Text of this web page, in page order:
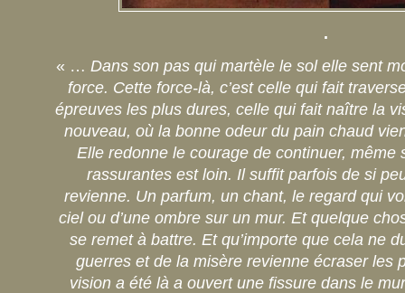
.
« … Dans son pas qui martèle le sol elle sent
force. Cette force-là, c’est celle qui fait
épreuves les plus dures, celle qui fait naître la
nouveau, où la bonne odeur du pain chaud
Elle redonne le courage de continuer, même
rassurantes est loin. Il suffit parfois de si
revienne. Un parfum, un chant, le regard qui
ciel ou d’une ombre sur un mur. Et quelque
se remet à battre. Et qu’importe que cela ne
guerres et de la misère revienne écraser les
vision a été là a ouvert une fissure dans le